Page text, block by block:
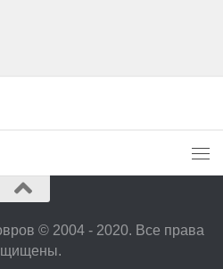
© 2004 - 2020. Все права